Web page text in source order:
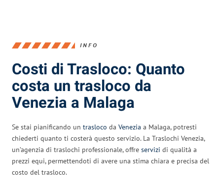
INFO
Costi di Trasloco: Quanto
costa un trasloco da
Venezia a Malaga
Se stai pianificando un trasloco da Venezia a Malaga, potresti
chiederti quanto ti costerà questo servizio. La Traslochi Venezia,
un’agenzia di traslochi professionale, offre servizi di qualità a
prezzi equi, permettendoti di avere una stima chiara e precisa del
costo del trasloco.